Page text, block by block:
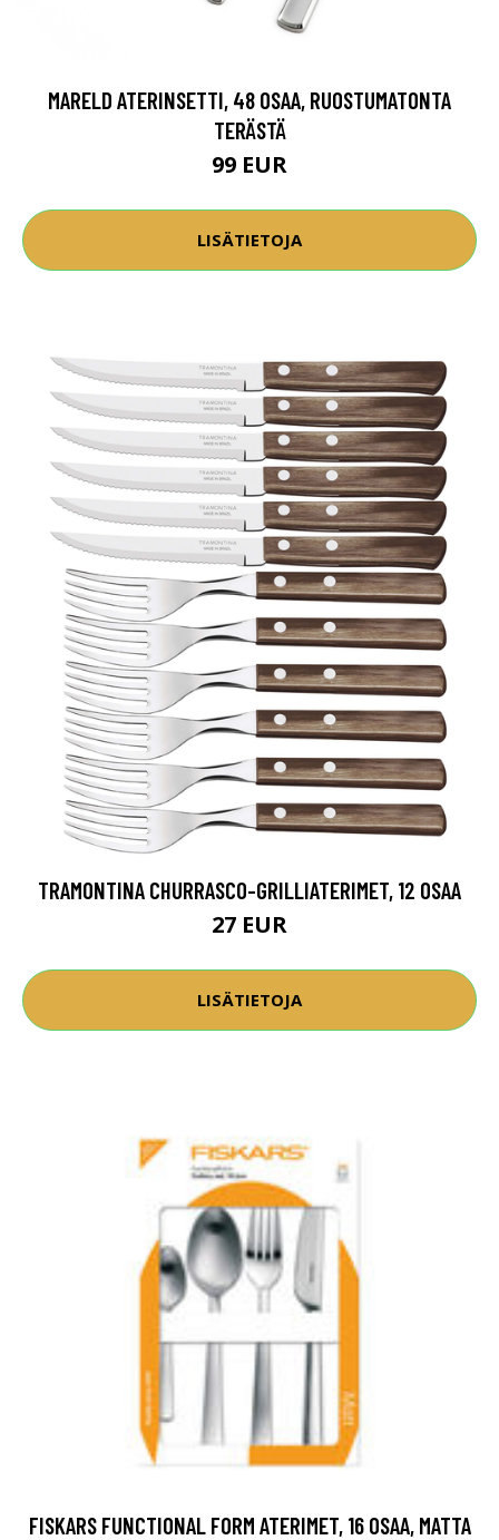
MARELD ATERINSETTI, 48 OSAA, RUOSTUMATONTA
TERÄSTÄ
99 EUR
LISÄTIETOJA
TRAMONTINA CHURRASCO-GRILLIATERIMET, 12 OSAA
27 EUR
LISÄTIETOJA
FISKARS FUNCTIONAL FORM ATERIMET, 16 OSAA, MATTA